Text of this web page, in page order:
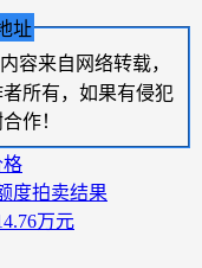
址
容来自网络转载，
所有，如果有侵犯
作！
格
度拍卖结果
万元